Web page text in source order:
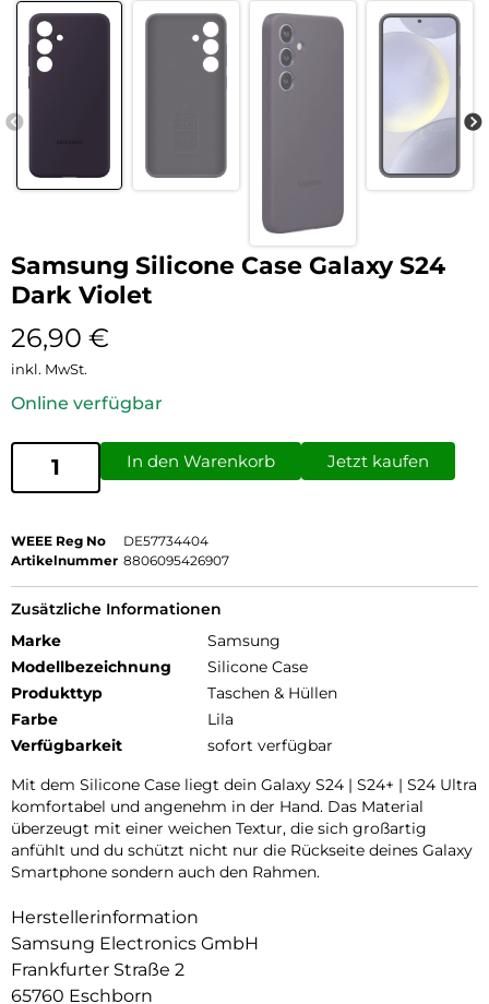
Samsung Silicone Case Galaxy S24
Dark Violet
26,90 €
inkl. MwSt.
Online verfügbar
In den Warenkorb Jetzt kaufen
WEEE Reg No
DE57734404
Artikelnummer 8806095426907
Zusätzliche Informationen
Marke
Samsung
Modellbezeichnung
Silicone Case
Produkttyp
Taschen & Hüllen
Farbe
Lila
Verfügbarkeit
sofort verfügbar
Mit dem Silicone Case liegt dein Galaxy S24 | S24+ | S24 Ultra
komfortabel und angenehm in der Hand. Das Material
überzeugt mit einer weichen Textur, die sich großartig
anfühlt und du schützt nicht nur die Rückseite deines Galaxy
Smartphone sondern auch den Rahmen.
Herstellerinformation
Samsung Electronics GmbH
Frankfurter Straße 2
65760 Eschborn